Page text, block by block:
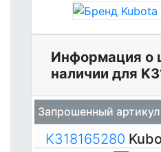
Информация о
наличии для
Запрошенный
K318165280